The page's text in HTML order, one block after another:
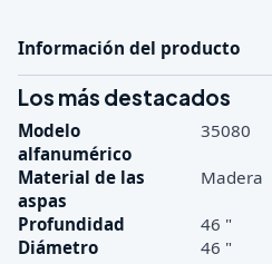
Información del producto
Los más destacados
Modelo
alfanumérico
35080
Material de las
aspas
Madera
Profundidad
46 "
Diámetro
46 "